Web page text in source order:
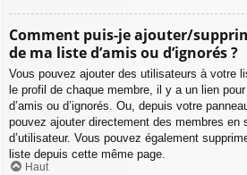
Comment puis-je ajouter/
de ma liste d’amis ou d’ignorés ?
Vous pouvez ajouter des utilisateurs à votre
le profil de chaque membre, il y a un lien
d’amis ou d’ignorés. Ou, depuis votre
pouvez ajouter directement des membres en
d’utilisateur. Vous pouvez également
liste depuis cette même page.
Haut